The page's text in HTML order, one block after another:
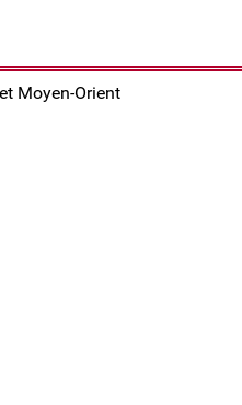
Moyen-Orient